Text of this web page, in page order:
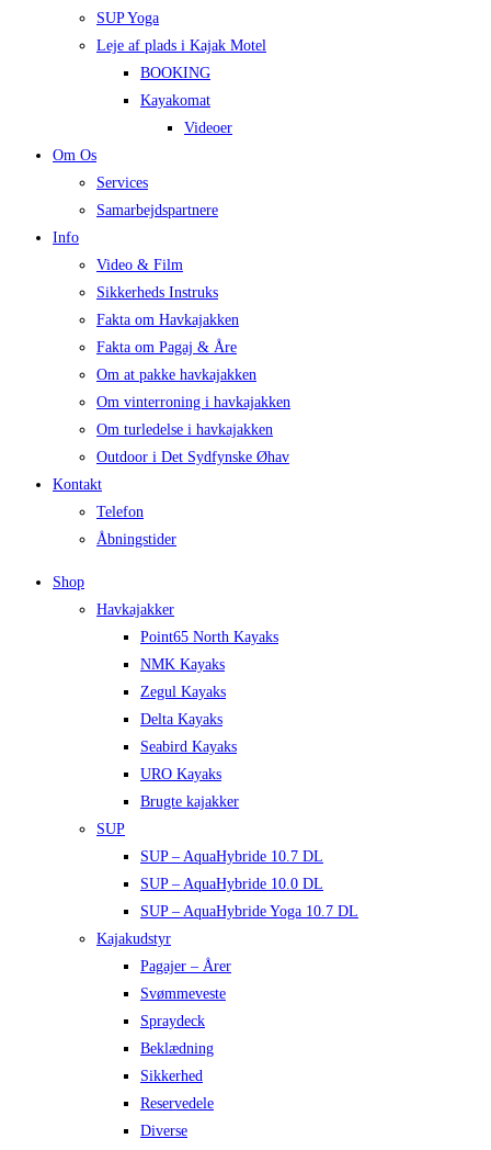
SUP Yoga
Leje af plads i Kajak Motel
BOOKING
Kayakomat
Videoer
Om Os
Services
Samarbejdspartnere
Info
Video & Film
Sikkerheds Instruks
Fakta om Havkajakken
Fakta om Pagaj & Åre
Om at pakke havkajakken
Om vinterroning i havkajakken
Om turledelse i havkajakken
Outdoor i Det Sydfynske Øhav
Kontakt
Telefon
Åbningstider
Shop
Havkajakker
Point65 North Kayaks
NMK Kayaks
Zegul Kayaks
Delta Kayaks
Seabird Kayaks
URO Kayaks
Brugte kajakker
SUP
SUP – AquaHybride 10.7 DL
SUP – AquaHybride 10.0 DL
SUP – AquaHybride Yoga 10.7 DL
Kajakudstyr
Pagajer – Årer
Svømmeveste
Spraydeck
Beklædning
Sikkerhed
Reservedele
Diverse